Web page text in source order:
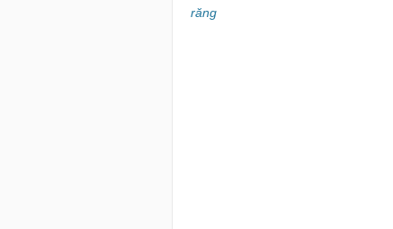
răng